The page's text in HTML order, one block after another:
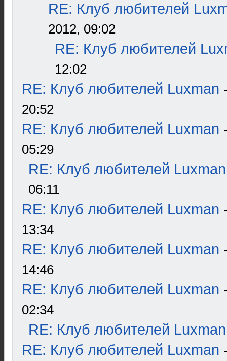
RE: Клуб любителей
2012, 09:02
RE: Клуб любителей
12:02
RE: Клуб любителей Luxman
20:52
RE: Клуб любителей Luxman
05:29
RE: Клуб любителей Luxman
06:11
RE: Клуб любителей Luxman
13:34
RE: Клуб любителей Luxman
14:46
RE: Клуб любителей Luxman
02:34
RE: Клуб любителей Luxman
RE: Клуб любителей Luxman